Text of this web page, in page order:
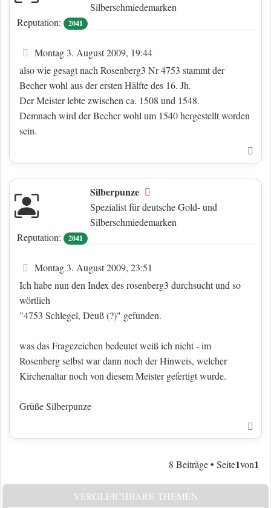
Silberschmiedemarken
Reputation:
2041
Beitrag
Montag 3. August 2009, 19:44
also wie gesagt nach Rosenberg3 Nr 4753 stammt der
Becher wohl aus der ersten Hälfte des 16. Jh.
Der Meister lebte zwischen ca. 1508 und 1548.
Demnach wird der Becher wohl um 1540 hergestellt worden
sein.
Silberpunze
Spezialist für deutsche Gold- und
Silberschmiedemarken
Reputation:
2041
Beitrag
Montag 3. August 2009, 23:51
Ich habe nun den Index des rosenberg3 durchsucht und so
wörtlich
"4753 Schlegel, Deuß (?)" gefunden.
was das Fragezeichen bedeutet weiß ich nicht - im
Rosenberg selbst war dann noch der Hinweis, welcher
Kirchenaltar noch von diesem Meister gefertigt wurde.
Grüße Silberpunze
8 Beiträge • Seite1von1
VERGLEICHBARE THEMEN